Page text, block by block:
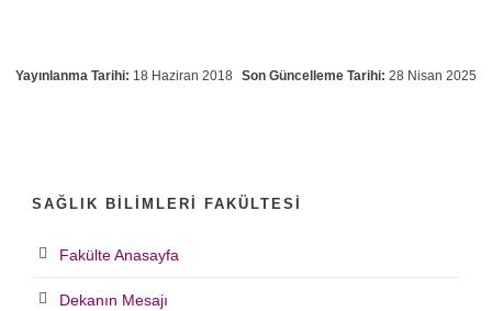
Yayınlanma Tarihi: 18 Haziran 2018 Son Güncelleme Tarihi: 28 Nisan 2025
SAĞLIK BILIMLERI FAKÜLTESI
Fakülte Anasayfa
Dekanın Mesajı